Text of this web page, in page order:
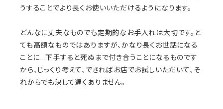
うすることでより長くお使いいただけるようになります。
どんなに丈夫なものでも定期的なお手入れは大切です。と
ても高額なものではありますが、かなり長くお世話になる
ことに…下手すると死ぬまで付き合うことになるものです
から、じっくり考えて、できればお店でお試しいただいて、そ
れからでも決して遅くありません。